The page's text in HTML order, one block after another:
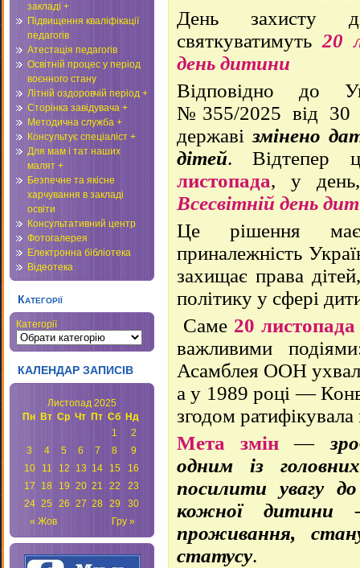
закладі +
Підвищення кваліфікації
педагогів
Атестація педагогів
Освітній процес у період
воєнного стану
Літній оздоровчій період +
Сторінка завідувача +
Методична служба +
Консультує спеціаліст +
Для мам і тат наших
малят +
Безпечне та якісне
харчування в закладі
освіти
Консультативний центр
Фотогалерея
Електронна бібліотека
Відеотека
Категорії
Категорії
КАЛЕНДАР ЗАПИСІВ
Листопад 2025
Пн
Вт Ср Чт Пт Сб Нд
« Жов Гру »
1
2
3
4 5 6 7 8
9
10
11 12 13 14 15
16
17
18 19 20 21 22
23
24 25 26 27 28 29 30
День захисту
святкуватимуть20
день дитини
Відповідно до
№355/2025 від 30
державізмінено
дітей. Відтепер
листопада, у день,
Всесвітній день
Це рішення
приналежність
захищає права
політику у сфері
Саме 20 листопада
важливими
Асамблея ООН
а у 1989 році —
згодом ратифікувала
Мета змін —
одним із
посилити увагу
кожної дитини
проживання,
статусу.